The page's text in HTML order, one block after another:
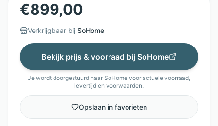
€899,00
Verkrijgbaar bij SoHome
Bekijk prijs & voorraad bij SoHome
Je wordt doorgestuurd naar SoHome voor actuele voorraad,
levertijd en voorwaarden.
Opslaan in favorieten